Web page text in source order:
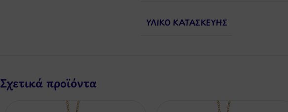
ΥΛΙΚΌ ΚΑΤΑΣΚΕΥΉΣ
Σχετικά προϊόντα